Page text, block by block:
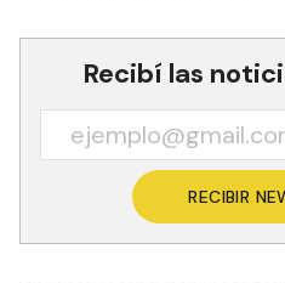
Recibí las
RECIBIR